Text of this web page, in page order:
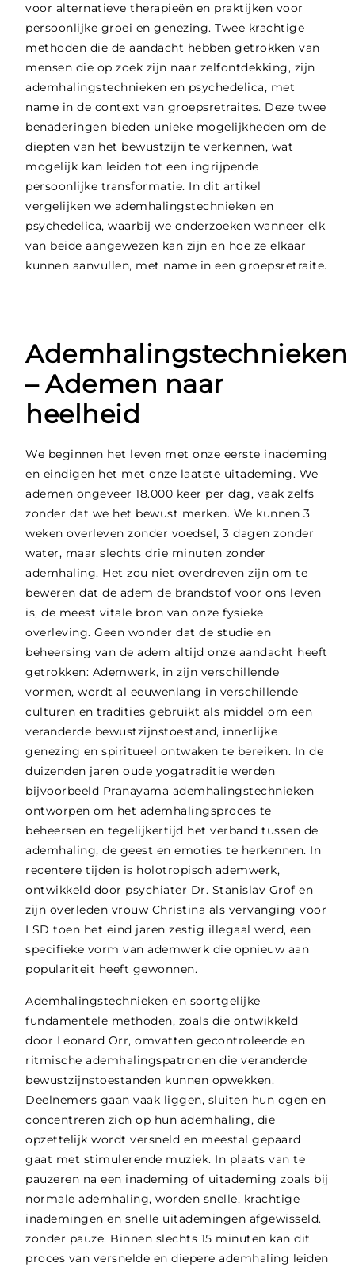
voor alternatieve therapieën en praktijken voor
persoonlijke groei en genezing. Twee krachtige
methoden die de aandacht hebben getrokken van
mensen die op zoek zijn naar zelfontdekking, zijn
ademhalingstechnieken en psychedelica, met
name in de context van groepsretraites. Deze twee
benaderingen bieden unieke mogelijkheden om de
diepten van het bewustzijn te verkennen, wat
mogelijk kan leiden tot een ingrijpende
persoonlijke transformatie. In dit artikel
vergelijken we ademhalingstechnieken en
psychedelica, waarbij we onderzoeken wanneer elk
van beide aangewezen kan zijn en hoe ze elkaar
kunnen aanvullen, met name in een groepsretraite.
Ademhalingstechnieken
– Ademen naar
heelheid
We beginnen het leven met onze eerste inademing
en eindigen het met onze laatste uitademing. We
ademen ongeveer 18.000 keer per dag, vaak zelfs
zonder dat we het bewust merken. We kunnen 3
weken overleven zonder voedsel, 3 dagen zonder
water, maar slechts drie minuten zonder
ademhaling. Het zou niet overdreven zijn om te
beweren dat de adem de brandstof voor ons leven
is, de meest vitale bron van onze fysieke
overleving. Geen wonder dat de studie en
beheersing van de adem altijd onze aandacht heeft
getrokken: Ademwerk, in zijn verschillende
vormen, wordt al eeuwenlang in verschillende
culturen en tradities gebruikt als middel om een
veranderde bewustzijnstoestand, innerlijke
genezing en spiritueel ontwaken te bereiken. In de
duizenden jaren oude yogatraditie werden
bijvoorbeeld Pranayama ademhalingstechnieken
ontworpen om het ademhalingsproces te
beheersen en tegelijkertijd het verband tussen de
ademhaling, de geest en emoties te herkennen. In
recentere tijden is holotropisch ademwerk,
ontwikkeld door psychiater Dr. Stanislav Grof en
zijn overleden vrouw Christina als vervanging voor
LSD toen het eind jaren zestig illegaal werd, een
specifieke vorm van ademwerk die opnieuw aan
populariteit heeft gewonnen.
Ademhalingstechnieken en soortgelijke
fundamentele methoden, zoals die ontwikkeld
door Leonard Orr, omvatten gecontroleerde en
ritmische ademhalingspatronen die veranderde
bewustzijnstoestanden kunnen opwekken.
Deelnemers gaan vaak liggen, sluiten hun ogen en
concentreren zich op hun ademhaling, die
opzettelijk wordt versneld en meestal gepaard
gaat met stimulerende muziek. In plaats van te
pauzeren na een inademing of uitademing zoals bij
normale ademhaling, worden snelle, krachtige
inademingen en snelle uitademingen afgewisseld.
zonder pauze. Binnen slechts 15 minuten kan dit
proces van versnelde en diepere ademhaling leiden